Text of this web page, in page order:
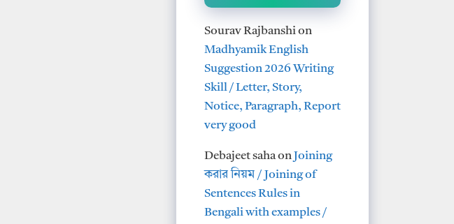
Sourav Rajbanshion
Madhyamik English
Suggestion 2026 Writing
Skill / Letter, Story,
Notice, Paragraph, Report
very good
Debajeet sahaonJoining
করার নিয়ম / Joining of
Sentences Rules in
Bengali with examples /